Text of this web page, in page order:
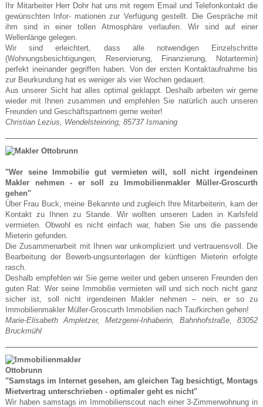
Ihr Mitarbeiter Herr Dohr hat uns mit regem Email und Telefonkontakt die
gewünschten Infor- mationen zur Verfügung gestellt. Die Gespräche mit
ihm sind in einer tollen Atmosphäre verlaufen. Wir sind auf einer
Wellenlänge gelegen.
Wir sind erleichtert, dass alle notwendigen Einzelschritte
(Wohnungsbesichtigungen, Reservierung, Finanzierung, Notartermin)
perfekt ineinander gegriffen haben. Von der ersten Kontaktaufnahme bis
zur Beurkundung hat es weniger als vier Wochen gedauert.
Aus unserer Sicht hat alles optimal geklappt. Deshalb arbeiten wir gerne
wieder mit Ihnen zusammen und empfehlen Sie natürlich auch unseren
Freunden und Geschäftspartnern gerne weiter!
Christian Lezius, Wendelsteinring, 85737 Ismaning
"Wer seine Immobilie gut vermieten will, soll nicht irgendeinen
Makler nehmen - er soll zu Immobilienmakler Müller-Groscurth
gehen"
Über Frau Buck, meine Bekannte und zugleich Ihre Mitarbeiterin, kam der
Kontakt zu Ihnen zu Stande. Wir wollten unseren Laden in Karlsfeld
vermieten. Obwohl es nicht einfach war, haben Sie uns die passende
Mieterin gefunden.
Die Zusammenarbeit mit Ihnen war unkompliziert und vertrauensvoll. Die
Bearbeitung der Bewerb-ungsunterlagen der künftigen Mieterin erfolgte
rasch.
Deshalb empfehlen wir Sie gerne weiter und geben unseren Freunden den
guten Rat: Wer seine Immobilie vermieten will und sich noch nicht ganz
sicher ist, soll nicht irgendeinen Makler nehmen – nein, er so zu
Immobilienmakler Müller-Groscurth Immobilien nach Taufkirchen gehen!
Marie-Elisabeth Ampletzer, Metzgerei-Inhaberin, Bahnhofstraße, 83052
Bruckmühl
"Samstags im Internet gesehen, am gleichen Tag besichtigt, Montags
Mietvertrag unterschrieben - optimaler geht es nicht"
Wir haben samstags im Immobilienscout nach einer 3-Zimmerwohnung in